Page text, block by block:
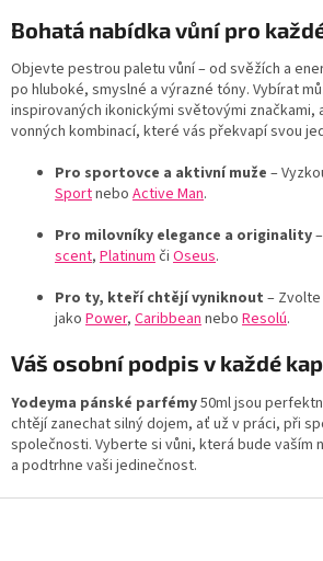
i
u
Bohatá nabídka vůní pro
Objevte pestrou paletu vůní – od svěžích a
po hluboké, smyslné a výrazné tóny. Vybírat
inspirovaných ikonickými světovými značkami,
vonných kombinací, které vás překvapí svou
Pro sportovce a aktivní muže –
Sportnebo Active Man.
Pro milovníky elegance a originality
scent, Platinumči Oseus.
Pro ty, kteří chtějí vyniknout –
jako Power, Caribbeannebo Resolú.
Váš osobní podpis v každé
Yodeyma pánské parfémy50ml jsou
chtějí zanechat silný dojem, ať už v práci, při
společnosti. Vyberte si vůni, která bude vaším
a podtrhne vaši jedinečnost.